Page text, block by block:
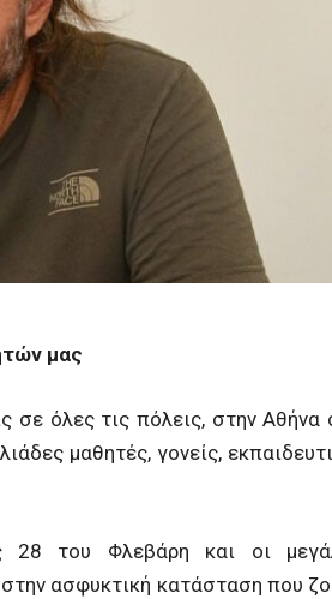
μας
σε όλες τις πόλεις, στην Αθήνα
μαθητές, γονείς,
28 του Φλεβάρη και οι
ασφυκτική κατάσταση που